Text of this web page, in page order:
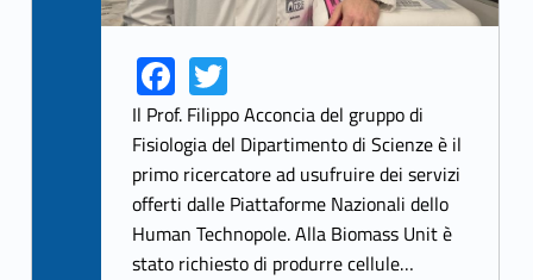
Link identifier share facebook archive #share-link-archive-23457Fa
ce
b
o
o
k
Link identifier share twitter archive #share-link-archive-40672T
w
itt
er
Il Prof. Filippo Acconcia del gruppo di
Fisiologia del Dipartimento di Scienze è il
primo ricercatore ad usufruire dei servizi
offerti dalle Piattaforme Nazionali dello
Human Technopole. Alla Biomass Unit è
stato richiesto di produrre cellule…